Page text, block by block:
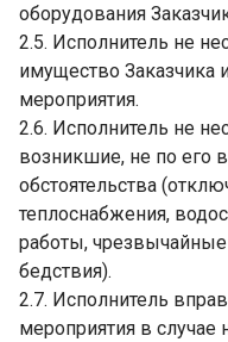
оборудования
2.5. Исполнитель не
имущество Заказчика
мероприятия.
2.6. Исполнитель не
возникшие, не по его
обстоятельства
теплоснабжения,
работы,
бедствия).
2.7. Исполнитель
мероприятия в случае